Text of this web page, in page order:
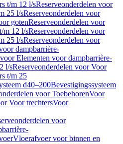
t/m 12 l/sReserveonderdelen voor
25 l/sReserveonderdelen voor
gotenReserveonderdelen voor
m 12 l/sReserveonderdelen voor
25 l/sReserveonderdelen voor
dampbarrière-
Elementen voor dampbarrière-
l/sReserveonderdelen voor Voor
t/m 25
d40–200Bevestigingssysteem
voor ToebehorenVoor
Voor trechtersVoor
voor
Vloerafvoer voor binnen en